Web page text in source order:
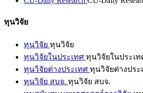
ทุนวิจัย
ทุนวิจัย ทุนวิจัย
ทุนวิจัยในประเทศ ทุนวิจัยในประเท
ทุนวิจัยต่างประเทศ ทุนวิจัยต่างประ
ทุนวิจัย สบจ. ทุนวิจัย สบจ.